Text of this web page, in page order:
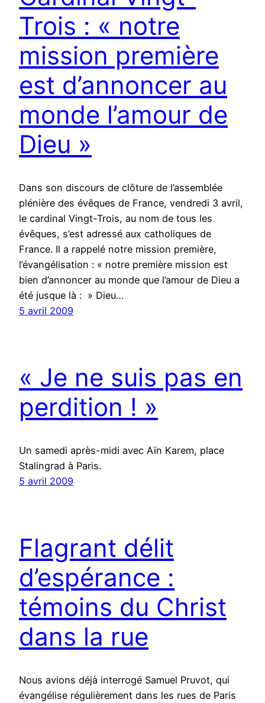
Trois : « notre
mission première
est d’annoncer au
monde l’amour de
Dieu »
Dans son discours de clôture de l’assemblée
plénière des évêques de France, vendredi 3 avril,
le cardinal Vingt-Trois, au nom de tous les
évêques, s’est adressé aux catholiques de
France. Il a rappelé notre mission première,
l’évangélisation : « notre première mission est
bien d’annoncer au monde que l’amour de Dieu a
été jusque là : » Dieu…
5 avril 2009
« Je ne suis pas en
perdition ! »
Un samedi après-midi avec Aïn Karem, place
Stalingrad à Paris.
5 avril 2009
Flagrant délit
d’espérance :
témoins du Christ
dans la rue
Nous avions déjà interrogé Samuel Pruvot, qui
évangélise régulièrement dans les rues de Paris